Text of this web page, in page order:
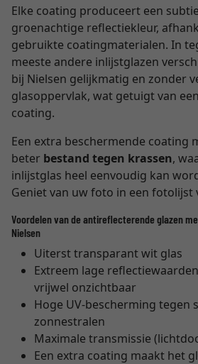
Elke coating produceert een
groenachtige reflectiekleur,
gebruikte coatingmaterialen. In
meeste andere inlijstglazen
bij Nielsen gelijkmatig en zonder
glasoppervlak, wat getuigt van
coating.
Een extra beschermende coating
beter bestand tegen krassen,
inlijstglas heel eenvoudig kan
Geniet van uw foto in een fotolijst
Voordelen van de antireflecterende glazen
Nielsen
Uiterst transparant wit glas
Extreem lage
vrijwel onzichtbaar
Hoge UV-bescherming tegen
zonnestralen
Maximale transmissie
Een extra coating maakt het